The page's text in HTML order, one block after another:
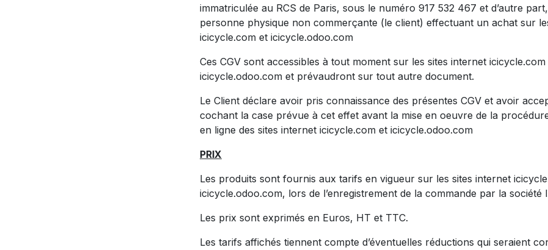
immatriculée au RCS de Paris, sous le numéro 917 532 467 et d’autre
personne physique non commerçante (le client) effectuant un achat sur
icicycle.com et icicycle.odoo.com
Ces CGV sont accessibles à tout moment sur les sites internet icicycle.com
icicycle.odoo.com et prévaudront sur tout autre document.
Le Client déclare avoir pris connaissance des présentes CGV et avoir
cochant la case prévue à cet effet avant la mise en oeuvre de la
en ligne des sites internet icicycle.com et icicycle.odoo.com
PRIX
Les produits sont fournis aux tarifs en vigueur sur les sites internet
icicycle.odoo.com, lors de l’enregistrement de la commande par la société
Les prix sont exprimés en Euros, HT et TTC.
Les tarifs affichés tiennent compte d’éventuelles réductions qui seraient